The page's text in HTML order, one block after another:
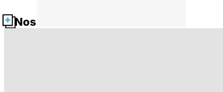
Nos fiches santé